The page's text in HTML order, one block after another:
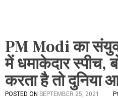
PM Modi का
में धमाकेदार स्पीच,
करता है तो दुनिया
POSTED ON SEPTEMBER 25, 2021